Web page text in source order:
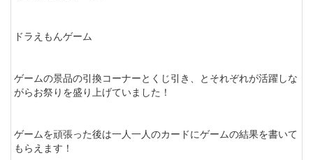
ドラえもんゲーム
ゲームの景品の引換コーナーとくじ引き、とそれぞれが活躍しな
がらお祭りを盛り上げていました！
ゲームを頑張った後は一人一人のカードにゲームの結果を書いて
もらえます！